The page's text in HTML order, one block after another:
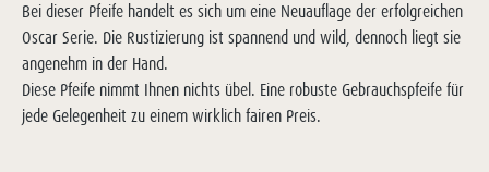
Bei dieser Pfeife handelt es sich um eine Neuauflage der erfolgreichen
Oscar Serie. Die Rustizierung ist spannend und wild, dennoch liegt sie
angenehm in der Hand.
Diese Pfeife nimmt Ihnen nichts übel. Eine robuste Gebrauchspfeife für
jede Gelegenheit zu einem wirklich fairen Preis.